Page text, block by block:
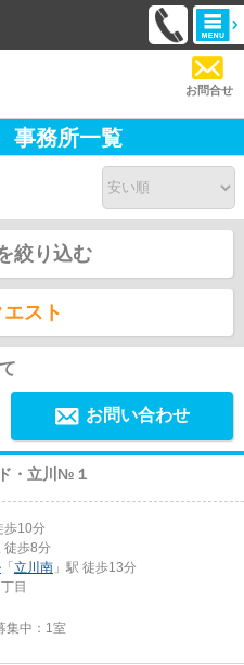
お問合せ
事務所一覧
絞り込む
スト
お問い合わせ
・立川№１
歩10分
徒歩8分
「立川南 」駅 徒歩13分
丁目
中： 1室